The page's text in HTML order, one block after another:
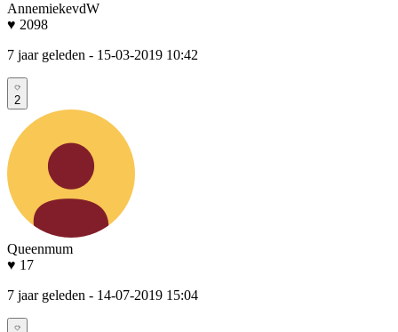
AnnemiekevdW
♥ 2098
7 jaar geleden - 15-03-2019 10:42
2
Queenmum
♥ 17
7 jaar geleden - 14-07-2019 15:04